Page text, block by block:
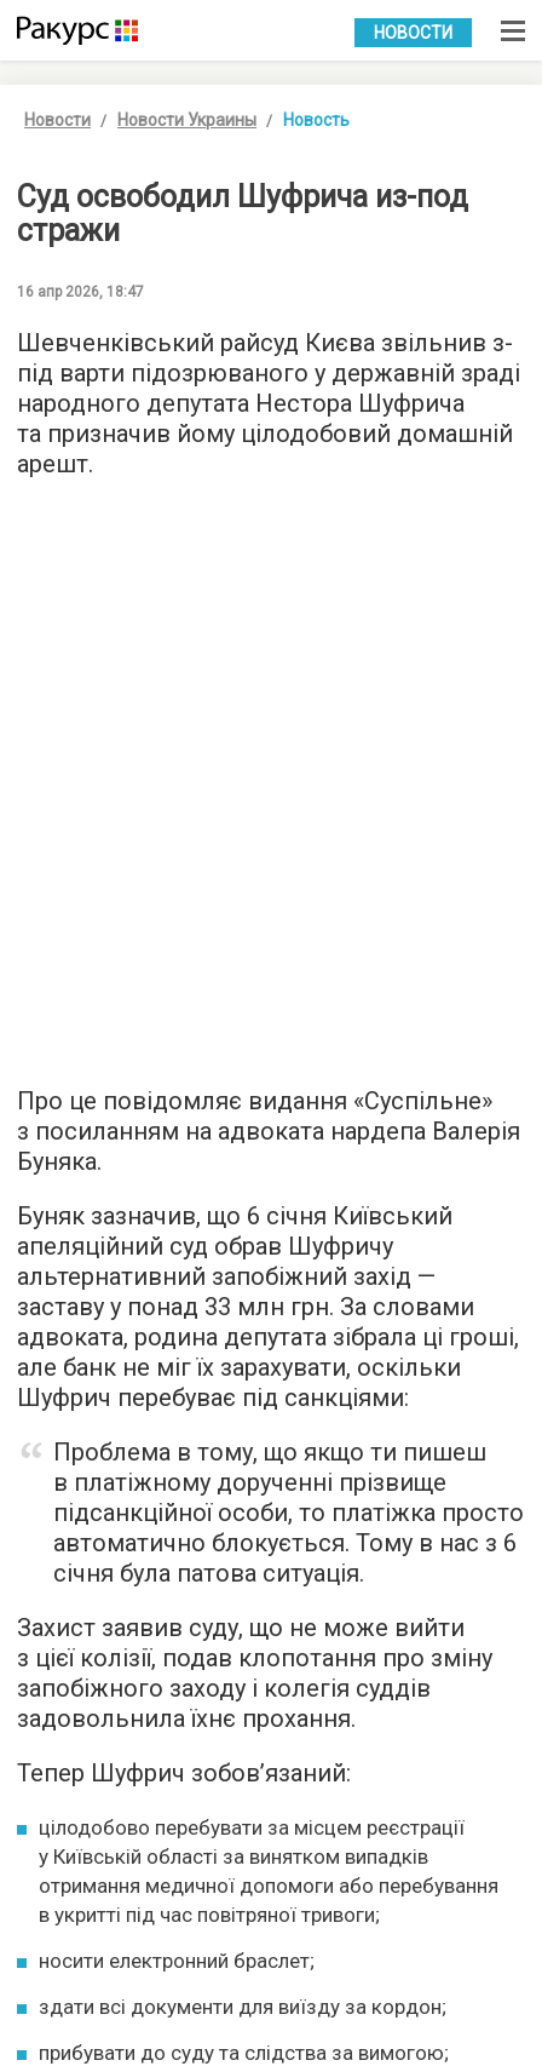
УКР РУС
НОВОСТИ
Новости Новости Украины Новость
Суд освободил Шуфрича из-под
стражи
16 апр 2026, 18:47
Шевченківський райсуд Києва звільнив з-
під варти підозрюваного у державній зраді
народного депутата Нестора Шуфрича
та призначив йому цілодобовий домашній
арешт.
Про це повідомляє видання «Суспільне»
з посиланням на адвоката нардепа Валерія
Буняка.
Буняк зазначив, що 6 січня Київський
апеляційний суд обрав Шуфричу
альтернативний запобіжний захід —
заставу у понад 33 млн грн. За словами
адвоката, родина депутата зібрала ці гроші,
але банк не міг їх зарахувати, оскільки
Шуфрич перебуває під санкціями:
Проблема в тому, що якщо ти пишеш
в платіжному дорученні прізвище
підсанкційної особи, то платіжка просто
автоматично блокується. Тому в нас з 6
січня була патова ситуація.
Захист заявив суду, що не може вийти
з цієї колізії, подав клопотання про зміну
запобіжного заходу і колегія суддів
задовольнила їхнє прохання.
Тепер Шуфрич зобов’язаний:
цілодобово перебувати за місцем реєстрації
у Київській області за винятком випадків
отримання медичної допомоги або перебування
в укритті під час повітряної тривоги;
носити електронний браслет;
здати всі документи для виїзду за кордон;
прибувати до суду та слідства за вимогою;